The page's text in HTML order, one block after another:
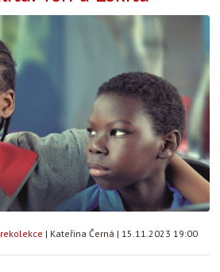
| Kateřina Černá | 15.11.2023 19:00